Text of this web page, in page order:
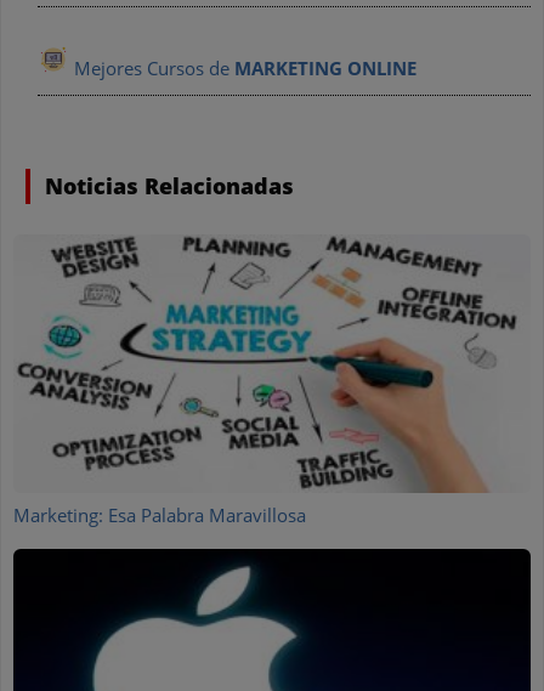
Mejores Cursos de MARKETING ONLINE
Noticias Relacionadas
Marketing: Esa Palabra Maravillosa